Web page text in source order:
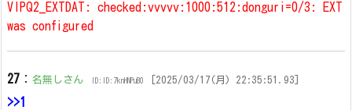
VIPQ2_EXTDAT: checked:vvvvv:1000:512:donguri=0/3: EXT
was configured
27 ： 名無しさん ID:ID:7knHNPuB0 [2025/03/17(月) 22:35:51.93]
>>1